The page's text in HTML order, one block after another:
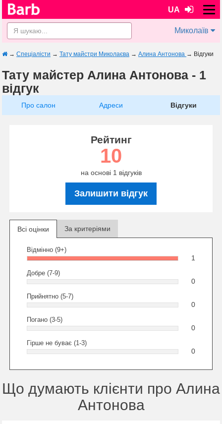
UA
Миколаїв
→ Спеціалісти → Тату майстри Миколаєва → Алина Антонова → Відгуки
Тату майстер Алина Антонова - 1
відгук
Про салон Адреси Відгуки
Рейтинг
10
на основі 1 відгуків
Залишити відгук
Всі оцінки За критеріями
Відмінно (9+)
1
Добре (7-9)
0
Прийнятно (5-7)
0
Погано (3-5)
0
Гірше не буває (1-3)
0
Що думають клієнти про Алина
Антонова